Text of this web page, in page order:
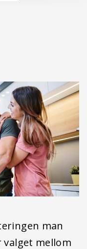
man
valget mellom